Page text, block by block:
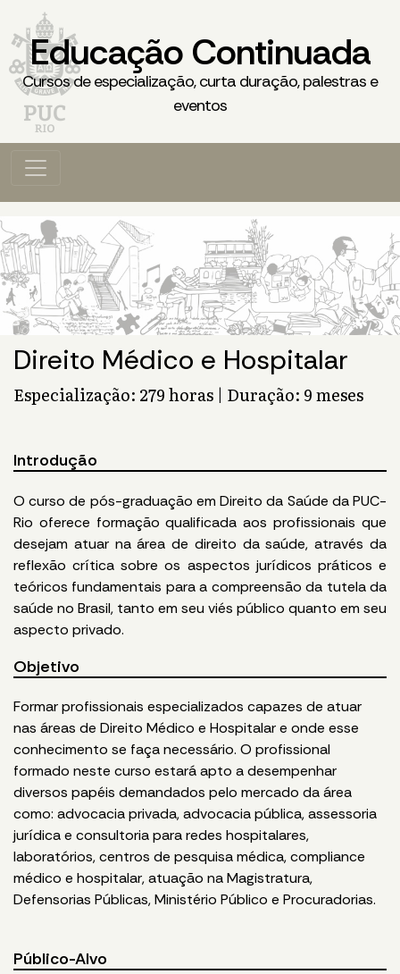
Educação Continuada
Cursos de especialização, curta duração, palestras e
eventos
Direito Médico e Hospitalar
Especialização: 279 horas | Duração: 9 meses
Introdução
O curso de pós-graduação em Direito da Saúde da PUC-
Rio oferece formação qualificada aos profissionais que
desejam atuar na área de direito da saúde, através da
reflexão crítica sobre os aspectos jurídicos práticos e
teóricos fundamentais para a compreensão da tutela da
saúde no Brasil, tanto em seu viés público quanto em seu
aspecto privado.
Objetivo
Formar profissionais especializados capazes de atuar
nas áreas de Direito Médico e Hospitalar e onde esse
conhecimento se faça necessário. O profissional
formado neste curso estará apto a desempenhar
diversos papéis demandados pelo mercado da área
como: advocacia privada, advocacia pública, assessoria
jurídica e consultoria para redes hospitalares,
laboratórios, centros de pesquisa médica, compliance
médico e hospitalar, atuação na Magistratura,
Defensorias Públicas, Ministério Público e Procuradorias.
Público-Alvo